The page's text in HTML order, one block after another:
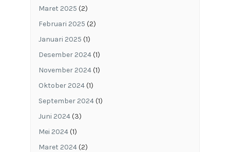
Maret 2025 (2)
Februari 2025 (2)
Januari 2025 (1)
Desember 2024(1)
November 2024(1)
Oktober 2024(1)
September 2024(1)
Juni 2024(3)
Mei 2024(1)
Maret 2024(2)